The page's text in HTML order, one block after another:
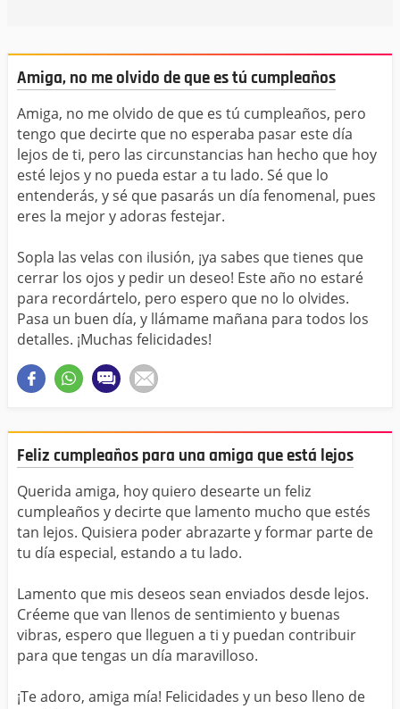
Amiga, no me olvido de que es tú cumpleaños
Amiga, no me olvido de que es tú cumpleaños, pero
tengo que decirte que no esperaba pasar este día
lejos de ti, pero las circunstancias han hecho que hoy
esté lejos y no pueda estar a tu lado. Sé que lo
entenderás, y sé que pasarás un día fenomenal, pues
eres la mejor y adoras festejar.
Sopla las velas con ilusión, ¡ya sabes que tienes que
cerrar los ojos y pedir un deseo! Este año no estaré
para recordártelo, pero espero que no lo olvides.
Pasa un buen día, y llámame mañana para todos los
detalles. ¡Muchas felicidades!
Feliz cumpleaños para una amiga que está lejos
Querida amiga, hoy quiero desearte un feliz
cumpleaños y decirte que lamento mucho que estés
tan lejos. Quisiera poder abrazarte y formar parte de
tu día especial, estando a tu lado.
Lamento que mis deseos sean enviados desde lejos.
Créeme que van llenos de sentimiento y buenas
vibras, espero que lleguen a ti y puedan contribuir
para que tengas un día maravilloso.
¡Te adoro, amiga mía! Felicidades y un beso lleno de